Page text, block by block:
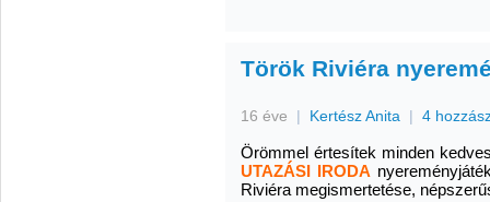
Török Riviéra
16 éve | Kertész Anita | 4
Örömmel értesítek minden
UTAZÁSI IRODA
Riviéra megismertetése,